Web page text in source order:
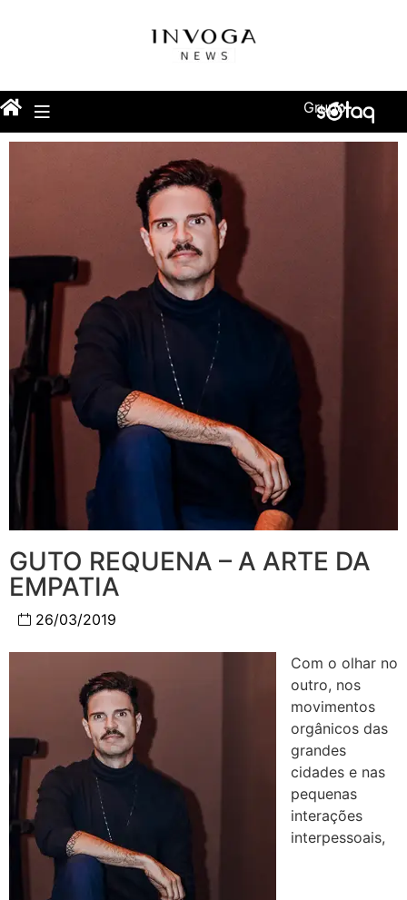
Grupo
GUTO REQUENA – A ARTE DA
EMPATIA
26/03/2019
Com o olhar no
outro, nos
movimentos
orgânicos das
grandes
cidades e nas
pequenas
interações
interpessoais,